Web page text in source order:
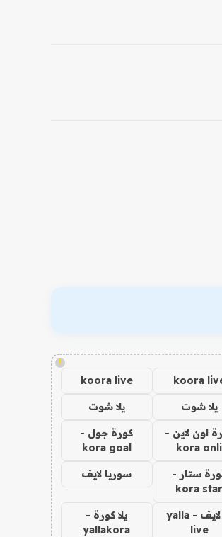
!
koora
koora live
يلا شوت يلا شوت
اون لاين -
kora onli
كورة جول -
kora goal
ستار -
kora star
سوريا لايف
يلا لايف - yalla
live
يلا كورة -
yallakora